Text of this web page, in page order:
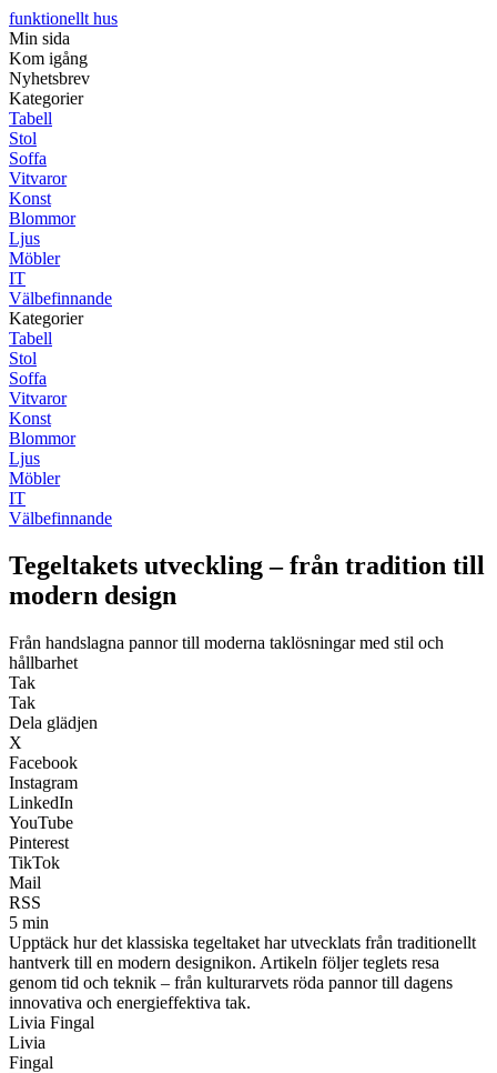
funktionellt hus
Min sida
Kom igång
Nyhetsbrev
Kategorier
Tabell
Stol
Soffa
Vitvaror
Konst
Blommor
Ljus
Möbler
IT
Välbefinnande
Kategorier
Tabell
Stol
Soffa
Vitvaror
Konst
Blommor
Ljus
Möbler
IT
Välbefinnande
Tegeltakets utveckling – från tradition till
modern design
Från handslagna pannor till moderna taklösningar med stil och
hållbarhet
Tak
Tak
Dela glädjen
X
Facebook
Instagram
LinkedIn
YouTube
Pinterest
TikTok
Mail
RSS
5 min
Upptäck hur det klassiska tegeltaket har utvecklats från traditionellt
hantverk till en modern designikon. Artikeln följer teglets resa
genom tid och teknik – från kulturarvets röda pannor till dagens
innovativa och energieffektiva tak.
Livia Fingal
Livia
Fingal